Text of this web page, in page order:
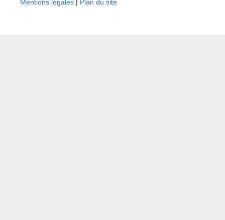
Mentions légales | Plan du site